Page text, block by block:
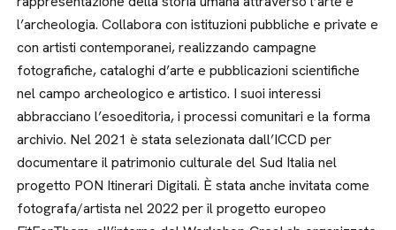
l’archeologia. Collabora con istituzioni pubbliche e private e
con artisti contemporanei, realizzando campagne
fotografiche, cataloghi d’arte e pubblicazioni scientifiche
nel campo archeologico e artistico. I suoi interessi
abbracciano l’esoeditoria, i processi comunitari e la forma
archivio. Nel 2021 è stata selezionata dall’ICCD per
documentare il patrimonio culturale del Sud Italia nel
progetto PON Itinerari Digitali. È stata anche invitata come
fotografa/artista nel 2022 per il progetto europeo